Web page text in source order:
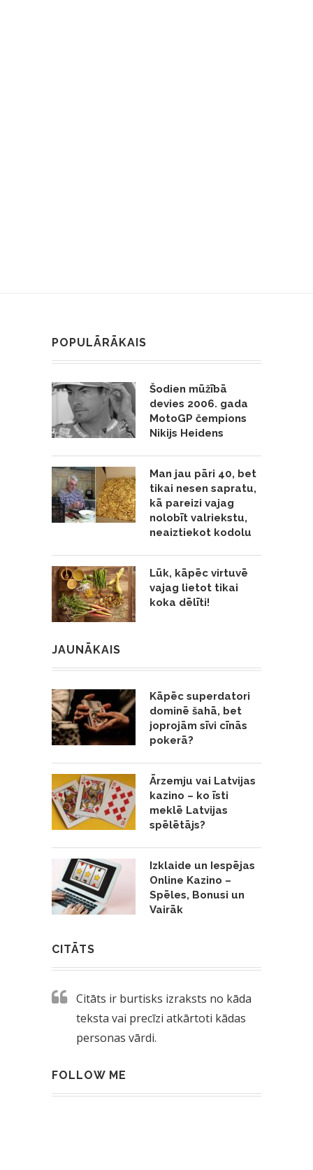
POPULĀRĀKAIS
Šodien mūžībā
devies 2006. gada
MotoGP čempions
Nikijs Heidens
Man jau pāri 40, bet
tikai nesen sapratu,
kā pareizi vajag
nolobīt valriekstu,
neaiztiekot kodolu
Lūk, kāpēc virtuvē
vajag lietot tikai
koka dēlīti!
JAUNĀKAIS
Kāpēc superdatori
dominē šahā, bet
joprojām sīvi cīnās
pokerā?
Ārzemju vai Latvijas
kazino – ko īsti
meklē Latvijas
spēlētājs?
Izklaide un Iespējas
Online Kazino –
Spēles, Bonusi un
Vairāk
CITĀTS
Citāts ir burtisks izraksts no kāda
teksta vai precīzi atkārtoti kādas
personas vārdi.
FOLLOW ME